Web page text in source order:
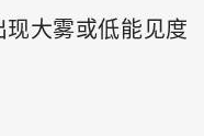
大雾或低能见度